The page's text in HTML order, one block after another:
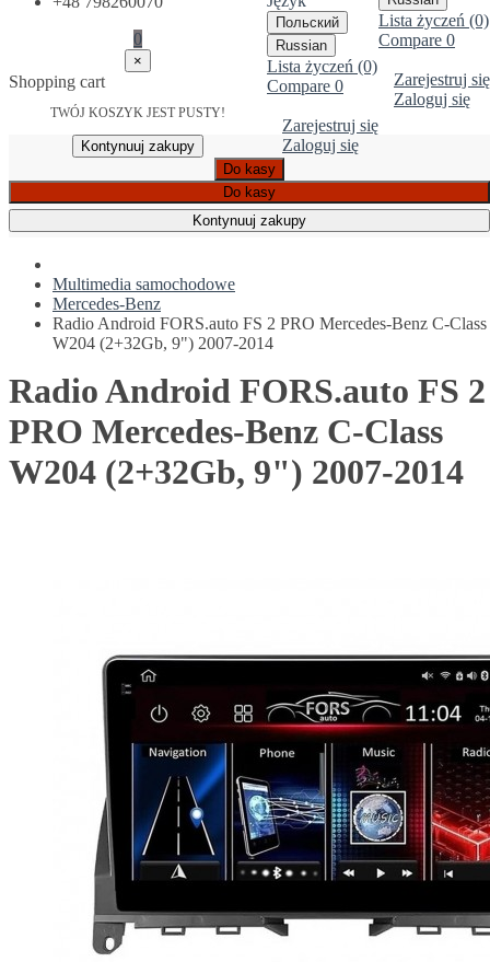
Lista życzeń (0)
Compare 0
Zarejestruj się
Zaloguj się
Польский
Russian
Lista życzeń (0)
Compare 0
Zarejestruj się
Zaloguj się
0
×
Shopping cart
TWÓJ KOSZYK JEST PUSTY!
Kontynuuj zakupy
Do kasy
Do kasy
Kontynuuj zakupy
Multimedia samochodowe
Mercedes-Benz
Radio Android FORS.auto FS 2 PRO Mercedes-Benz C-Class
W204 (2+32Gb, 9") 2007-2014
Radio Android FORS.auto FS 2
PRO Mercedes-Benz C-Class
W204 (2+32Gb, 9") 2007-2014